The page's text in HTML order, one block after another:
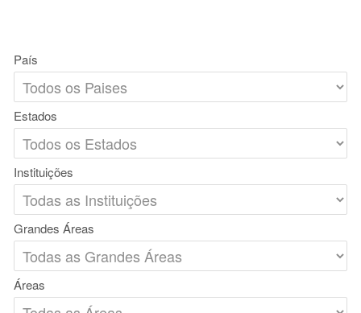
País
Estados
Instituições
Grandes Áreas
Áreas